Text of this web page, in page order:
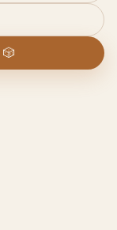
🎲